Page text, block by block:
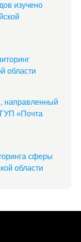
изучено
области
направленный
«Почта
сферы
области